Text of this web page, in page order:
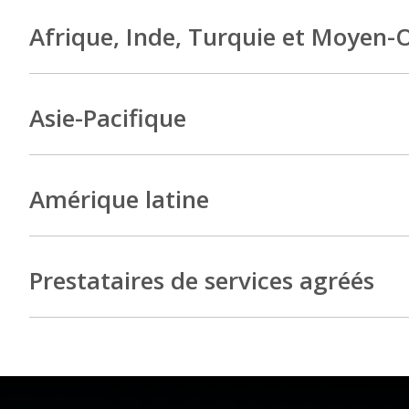
Afrique, Inde, Turquie et Moyen-
Asie-Pacifique
Amérique latine
Prestataires de services agréés